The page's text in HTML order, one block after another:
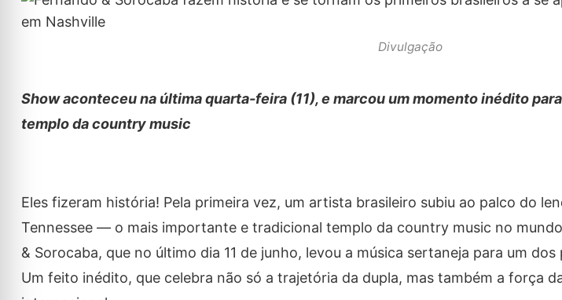
Divulgação
Show aconteceu na última quarta-feira (11), e marcou um momento inédito
templo da country music
Eles fizeram história! Pela primeira vez, um artista brasileiro subiu ao palco do
Tennessee — o mais importante e tradicional templo da country music no
& Sorocaba, que no último dia 11 de junho, levou a música sertaneja para um
Um feito inédito, que celebra não só a trajetória da dupla, mas também a força